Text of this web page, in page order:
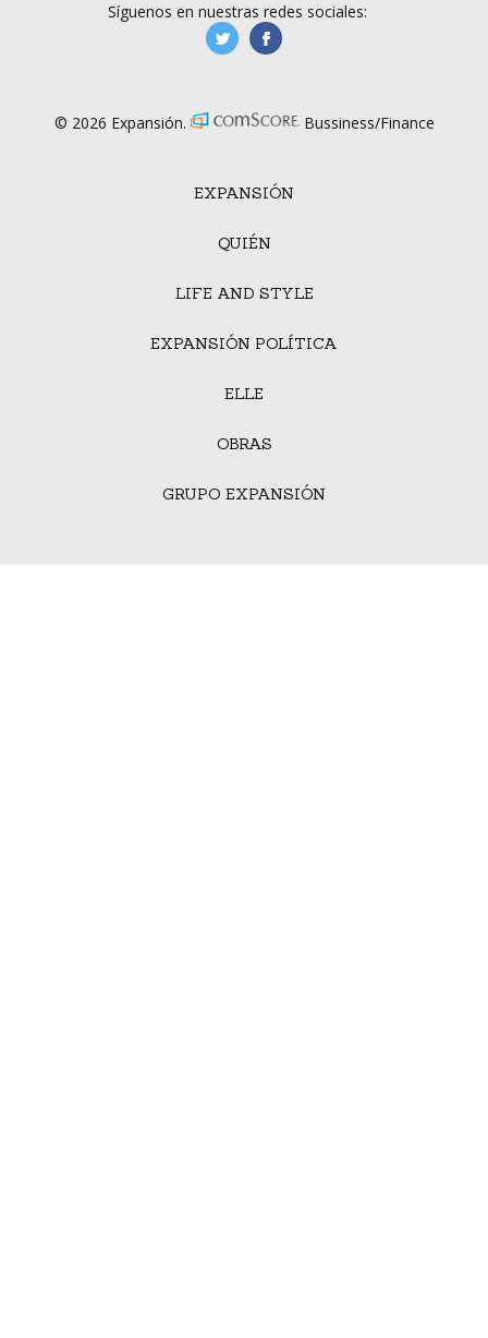
EXPANSIÓN
QUIÉN
LIFE AND STYLE
EXPANSIÓN POLÍTICA
ELLE
OBRAS
GRUPO EXPANSIÓN
Síguenos en nuestras redes sociales:
manufacturaGE
© 2026 Expansión. Bussiness/Finance